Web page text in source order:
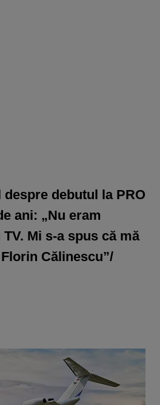
debutul la PRO
ani: „Nu eram
Mi s-a spus că mă
Călinescu”/